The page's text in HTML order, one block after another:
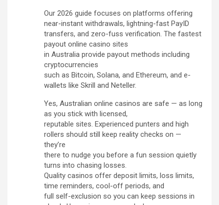
Our 2026 guide focuses on platforms offering
near-instant withdrawals, lightning-fast PayID
transfers, and zero-fuss verification. The fastest
payout online casino sites
in Australia provide payout methods including
cryptocurrencies
such as Bitcoin, Solana, and Ethereum, and e-
wallets like Skrill and Neteller.
Yes, Australian online casinos are safe — as long
as you stick with licensed,
reputable sites. Experienced punters and high
rollers should still keep reality checks on —
they’re
there to nudge you before a fun session quietly
turns into chasing losses.
Quality casinos offer deposit limits, loss limits,
time reminders, cool-off periods, and
full self-exclusion so you can keep sessions in